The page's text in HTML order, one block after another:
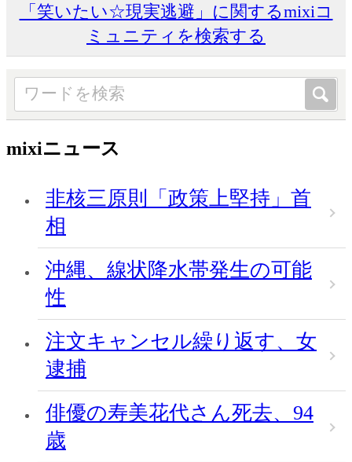
「笑いたい☆現実逃避」に関するmixiコ
ミュニティを検索する
mixiニュース
非核三原則「政策上堅持」首
相
沖縄、線状降水帯発生の可能
性
注文キャンセル繰り返す、女
逮捕
俳優の寿美花代さん死去、94
歳